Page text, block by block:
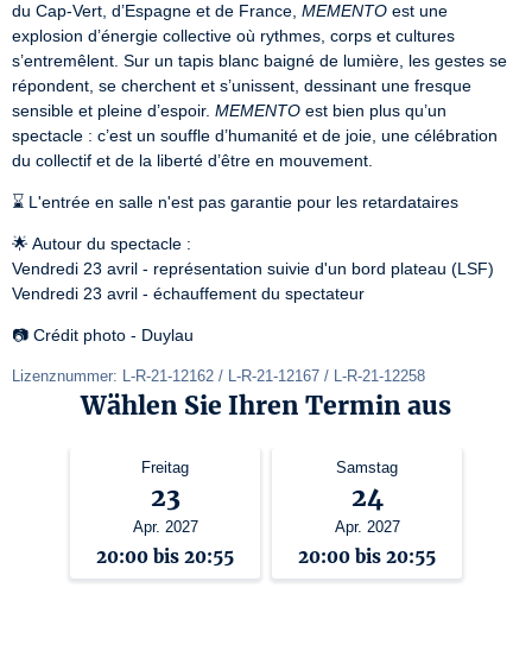
du Cap-Vert, d’Espagne et de France, MEMENTO est une
explosion d’énergie collective où rythmes, corps et cultures
s’entremêlent. Sur un tapis blanc baigné de lumière, les gestes se
répondent, se cherchent et s’unissent, dessinant une fresque
sensible et pleine d’espoir. MEMENTO est bien plus qu’un
spectacle : c’est un souffle d’humanité et de joie, une célébration
du collectif et de la liberté d’être en mouvement.
⌛️ L'entrée en salle n'est pas garantie pour les retardataires
🌟 Autour du spectacle :
Vendredi 23 avril - représentation suivie d'un bord plateau (LSF)
Vendredi 23 avril - échauffement du spectateur
📷 Crédit photo - Duylau
Lizenznummer: L-R-21-12162 / L-R-21-12167 / L-R-21-12258
Wählen Sie Ihren Termin aus
Freitag
23
Apr. 2027
20:00 bis 20:55
Samstag
24
Apr. 2027
20:00 bis 20:55